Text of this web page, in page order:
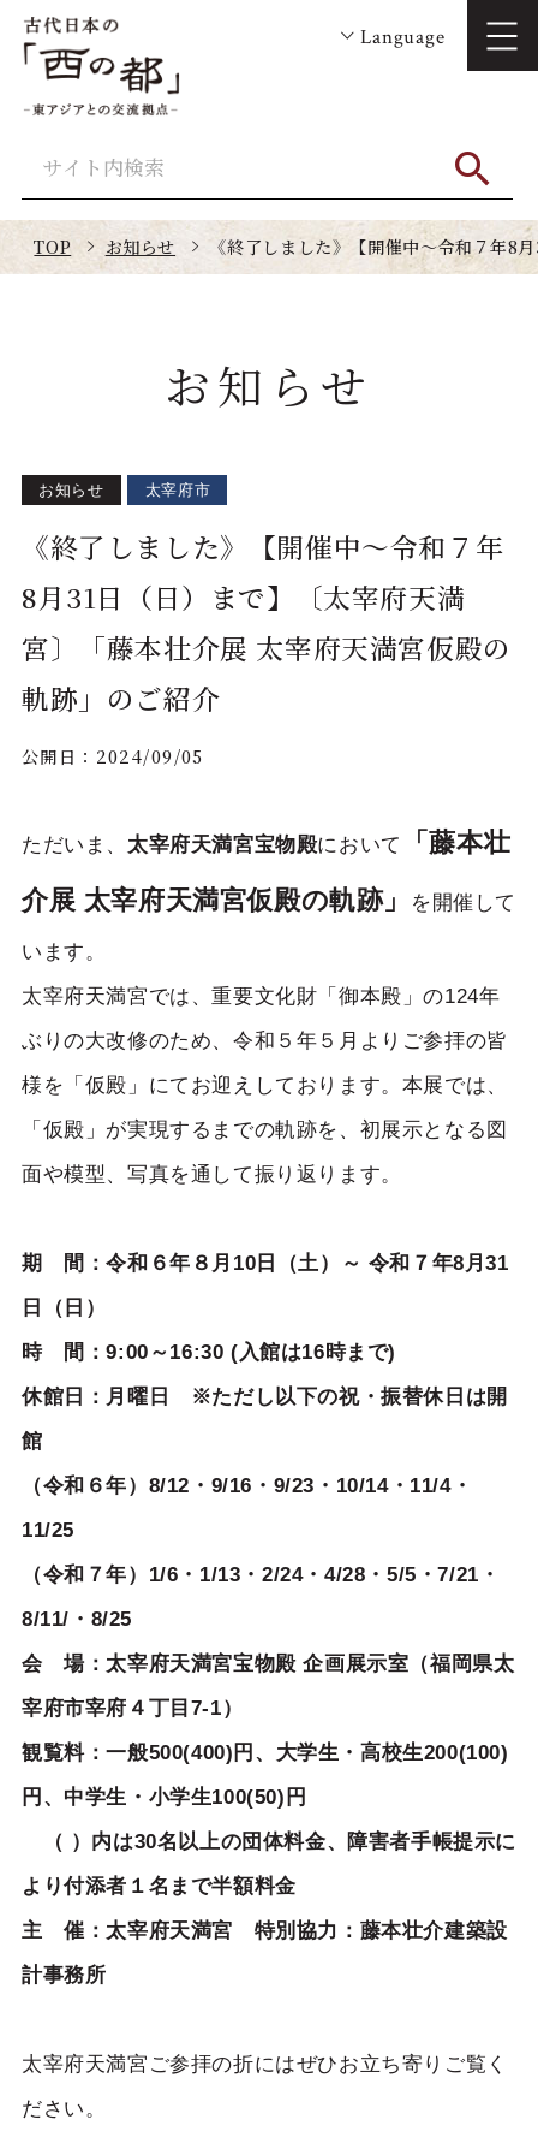
Language
TOP お知らせ 《終了しました》【開催中～令和７年8
お知らせ
お知らせ 太宰府市
《終了しました》【開催中～令和７年
8月31日（日）まで】〔太宰府天満
宮〕「藤本壮介展 太宰府天満宮仮殿の
軌跡」のご紹介
公開日： 2024/09/05
ただいま、 太宰府天満宮宝物殿において
「藤本壮
介展 太宰府天満宮仮殿の軌跡」
を開催して
います。
太宰府天満宮では、重要文化財「御本殿」の124年
ぶりの大改修のため、令和５年５月よりご参拝の皆
様を「仮殿」にてお迎えしております。本展では、
「仮殿」が実現するまでの軌跡を、初展示となる図
面や模型、写真を通して振り返ります。
期 間：令和６年８月10日（土）～ 令和７年8月31
日（日）
時 間：9:00～16:30 (入館は16時まで)
休館日：月曜日 ※ただし以下の祝・振替休日は開
館
（令和６年）8/12・9/16・9/23・10/14・11/4・
11/25
（令和７年）1/6・1/13・2/24・4/28・5/5・7/21・
8/11/・8/25
会 場：太宰府天満宮宝物殿 企画展示室（福岡県太
宰府市宰府４丁目7-1）
観覧料：一般500(400)円、大学生・高校生200(100)
円、中学生・小学生100(50)円
（ ）内は30名以上の団体料金、障害者手帳提示に
より付添者１名まで半額料金
主 催：太宰府天満宮 特別協力：藤本壮介建築設
計事務所
太宰府天満宮ご参拝の折にはぜひお立ち寄りご覧く
ださい。